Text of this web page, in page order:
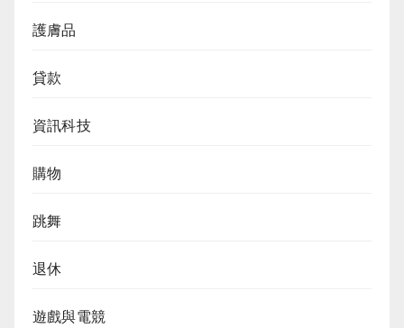
護膚品
貸款
資訊科技
購物
跳舞
退休
遊戲與電競